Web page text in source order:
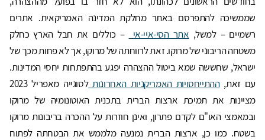
שממשיכה להתפרסם באתר מחלקת המדינה האמריקאית. אתרים
רשמיים – למשל, אתר הסי-איי-אי
– כוללים את חבל הארץ כחלק
משטחה הריבוני של מרוקו. זאת לרווחתה של מרוקו, אך לא פחות מכך של
ישראל, שחששה שמא ביטול ההצהרה יפגע בהתפתחות יחסי המדינות.
עם זאת,ההתייחסויות האמריקניות האחרונות
לסוגייה מאפריל 2023
מציינות את תמיכת ארצות הברית בתכנית האוטונומיה של מרוקו
ובמאמצי האו"ם לקדם פתרון, ואינן חוזרות על ההכרה בריבונות מרוקו
בשטח. כמו כן, ארצות הברית נמנעה מלממש את הבטחתה לפתוח